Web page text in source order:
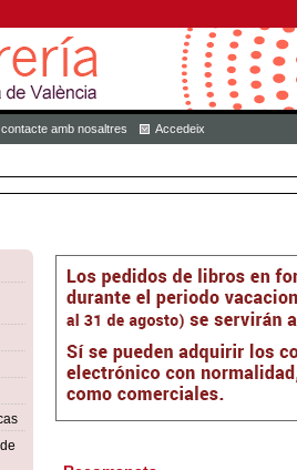
amb nosaltres Accedeix